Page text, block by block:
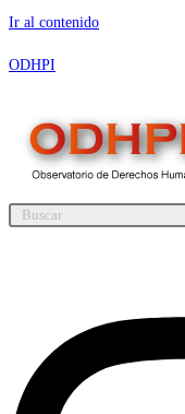
Ir al contenido
ODHPI